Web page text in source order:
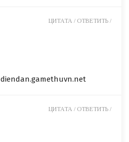
diendan.gamethuvn.net
ЦИТАТА / ОТВЕТИТЬ /
ЦИТАТА / ОТВЕТИТЬ /